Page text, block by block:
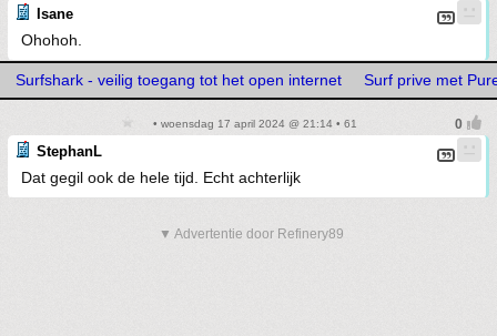
Isane
Ohohoh.
Surfshark - veilig toegang tot het open internet Surf prive met
• woensdag 17 april 2024 @ 21:14 • 61
StephanL
Dat gegil ook de hele tijd. Echt achterlijk
▼ Advertentie door Refinery89